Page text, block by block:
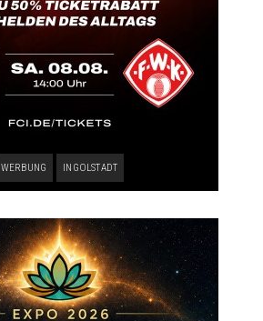
WERBUNG INGOLSTADT